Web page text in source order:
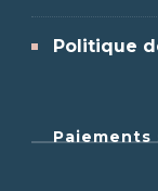
Politique
Paiements